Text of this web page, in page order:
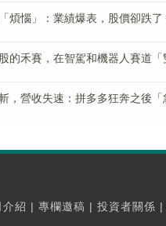
煩惱」：業績爆表，股價卻跌了
的禾賽，在智駕和機器人賽道「
，營收失速：拼多多狂奔之後「
介紹 | 專欄邀稿 | 投資者關係 |